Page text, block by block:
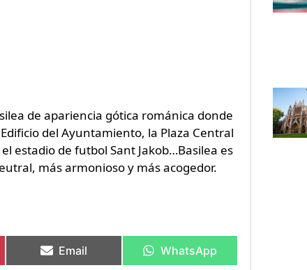
de apariencia gótica románica donde
del Ayuntamiento, la Plaza Central
estadio de futbol Sant Jakob…Basilea es
más armonioso y más acogedor.
Email WhatsApp